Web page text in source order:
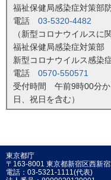
福祉保健局感染症対策部
電話 03-5320-4482
（新型コロナウイルスに
福祉保健局感染症対策部
新型コロナウイルス感染
電話 0570-550571
受付時間 午前9時00分か
日、祝日を含む）
東京都庁
〒163-8001 東京都新宿区西新宿
電話：03-5321-1111(代表)